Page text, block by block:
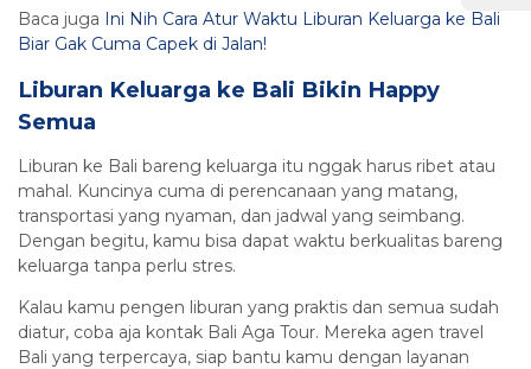
Baca juga Ini Nih Cara Atur Waktu Liburan Keluarga ke Bali
Biar Gak Cuma Capek di Jalan!
Liburan Keluarga ke Bali Bikin Happy
Semua
Liburan ke Bali bareng keluarga itu nggak harus ribet atau
mahal. Kuncinya cuma di perencanaan yang matang,
transportasi yang nyaman, dan jadwal yang seimbang.
Dengan begitu, kamu bisa dapat waktu berkualitas bareng
keluarga tanpa perlu stres.
Kalau kamu pengen liburan yang praktis dan semua sudah
diatur, coba aja kontak Bali Aga Tour. Mereka agen travel
Bali yang terpercaya, siap bantu kamu dengan layanan